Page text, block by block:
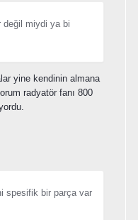
miydi ya bi
yine kendinin almana
radyatör fanı 800
spesifik bir parça var